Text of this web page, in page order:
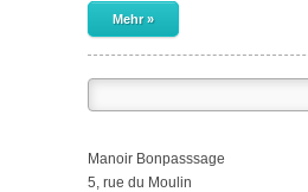
Mehr »
Manoir Bonpasssage
5, rue du Moulin